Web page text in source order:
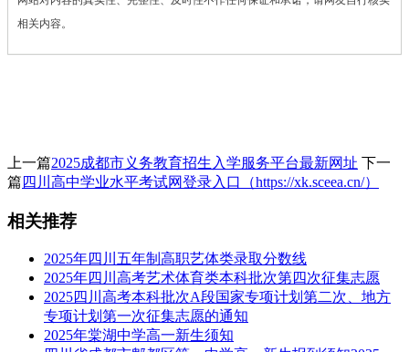
相关内容。
上一篇2025成都市义务教育招生入学服务平台最新网址 下一
篇 四川高中学业水平考试网登录入口（https://xk.sceea.cn/）
相关推荐
2025年四川五年制高职艺体类录取分数线
2025年四川高考艺术体育类本科批次第四次征集志愿
2025四川高考本科批次A段国家专项计划第二次、地方
专项计划第一次征集志愿的通知
2025年棠湖中学高一新生须知